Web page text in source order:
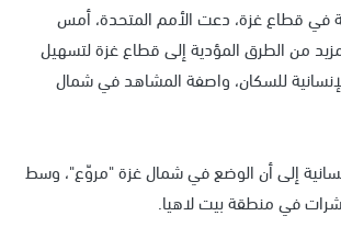
في قطاع غزة، دعت الأمم المتحدة، أمس
مزيد من الطرق المؤدية إلى قطاع غزة لتسهيل
للسكان، واصفة المشاهد في شمال
إلى أن الوضع في شمال غزة "مروّع"، وسط
في منطقة بيت لاهيا.